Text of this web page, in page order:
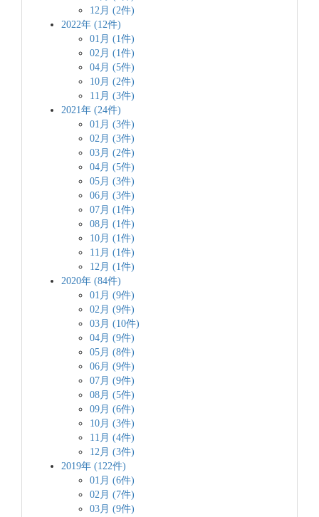
12月 (2件)
2022年 (12件)
01月 (1件)
02月 (1件)
04月 (5件)
10月 (2件)
11月 (3件)
2021年 (24件)
01月 (3件)
02月 (3件)
03月 (2件)
04月 (5件)
05月 (3件)
06月 (3件)
07月 (1件)
08月 (1件)
10月 (1件)
11月 (1件)
12月 (1件)
2020年 (84件)
01月 (9件)
02月 (9件)
03月 (10件)
04月 (9件)
05月 (8件)
06月 (9件)
07月 (9件)
08月 (5件)
09月 (6件)
10月 (3件)
11月 (4件)
12月 (3件)
2019年 (122件)
01月 (6件)
02月 (7件)
03月 (9件)